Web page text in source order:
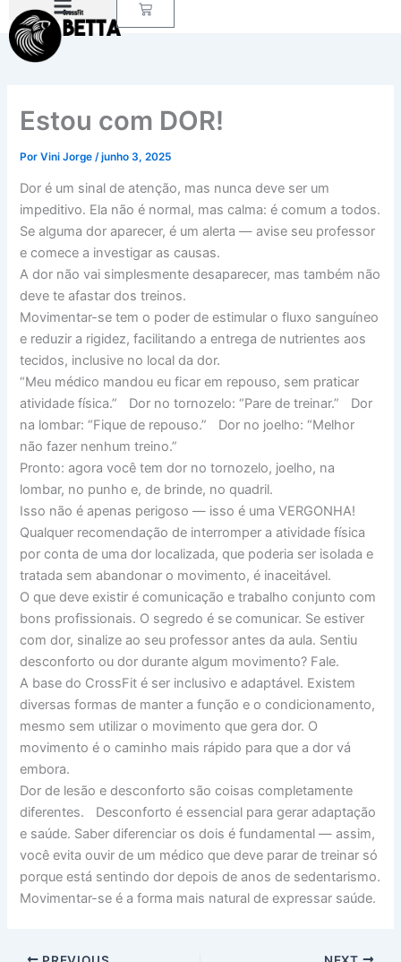
para
Carrinho
Estou com DOR!
PorVini Jorge/junho 3, 2025
Dor é um sinal de atenção, mas nunca deve ser um
impeditivo. Ela não é normal, mas calma: é comum a todos.
Se alguma dor aparecer, é um alerta — avise seu professor
e comece a investigar as causas.
A dor não vai simplesmente desaparecer, mas também não
deve te afastar dos treinos.
Movimentar-se tem o poder de estimular o fluxo sanguíneo
e reduzir a rigidez, facilitando a entrega de nutrientes aos
tecidos, inclusive no local da dor.
“Meu médico mandou eu ficar em repouso, sem praticar
atividade física.” Dor no tornozelo: “Pare de treinar.” Dor
na lombar: “Fique de repouso.” Dor no joelho: “Melhor
não fazer nenhum treino.”
Pronto: agora você tem dor no tornozelo, joelho, na
lombar, no punho e, de brinde, no quadril.
Isso não é apenas perigoso — isso é uma VERGONHA!
Qualquer recomendação de interromper a atividade física
por conta de uma dor localizada, que poderia ser isolada e
tratada sem abandonar o movimento, é inaceitável.
O que deve existir é comunicação e trabalho conjunto com
bons profissionais. O segredo é se comunicar. Se estiver
com dor, sinalize ao seu professor antes da aula. Sentiu
desconforto ou dor durante algum movimento? Fale.
A base do CrossFit é ser inclusivo e adaptável. Existem
diversas formas de manter a função e o condicionamento,
mesmo sem utilizar o movimento que gera dor. O
movimento é o caminho mais rápido para que a dor vá
embora.
Dor de lesão e desconforto são coisas completamente
diferentes. Desconforto é essencial para gerar adaptação
e saúde. Saber diferenciar os dois é fundamental — assim,
você evita ouvir de um médico que deve parar de treinar só
porque está sentindo dor depois de anos de sedentarismo.
Movimentar-se é a forma mais natural de expressar saúde.